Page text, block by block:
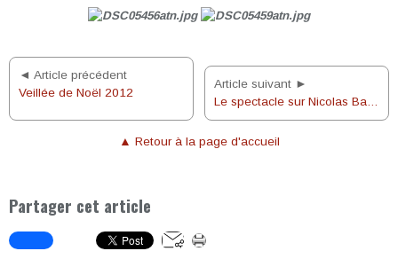
◄ Article précédent
Veillée de Noël 2012
Article suivant ►
Le spectacle sur Nicolas Barré joué à la Providence
▲ Retour à la page d'accueil
Partager cet article